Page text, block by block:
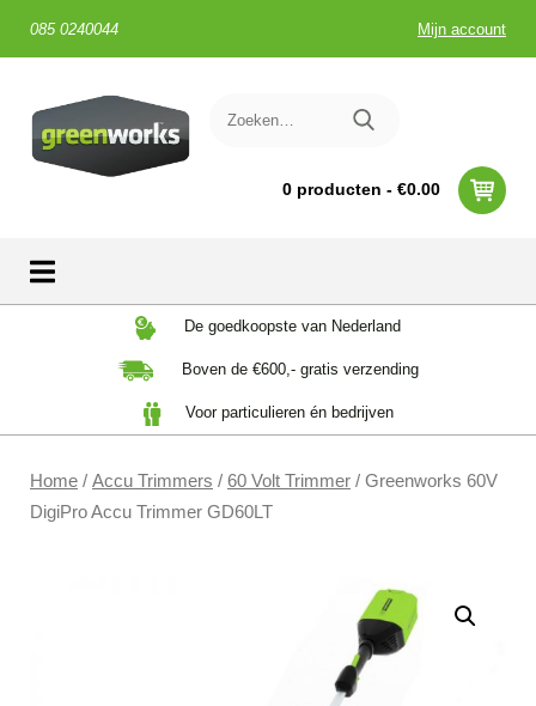
085 0240044 Mijn account
0 producten - €0.00
De goedkoopste van Nederland
Boven de €600,- gratis verzending
Voor particulieren én bedrijven
Home / Accu Trimmers / 60 Volt Trimmer / Greenworks 60V
DigiPro Accu Trimmer GD60LT